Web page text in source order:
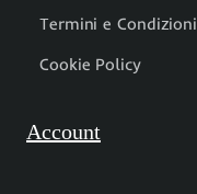
Termini e Condizioni
Cookie Policy
Account